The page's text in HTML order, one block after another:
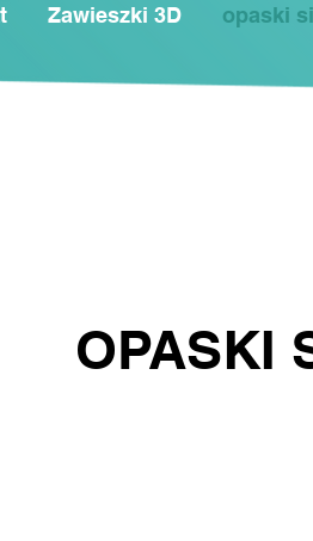
Zawieszki 3D opaski
OPASKI